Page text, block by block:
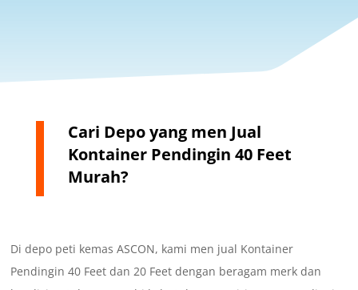
Cari Depo yang men Jual
Kontainer Pendingin 40 Feet
Murah?
Di depo peti kemas ASCON, kami men jual Kontainer
Pendingin 40 Feet dan 20 Feet dengan beragam merk dan